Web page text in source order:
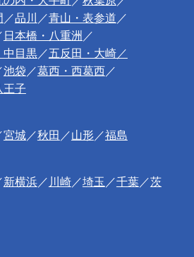
／品川 ／青山・表参道 ／
日本橋・八重洲 ／
中目黒／五反田・大崎／
池袋 ／葛西・西葛西／
王子
宮城／秋田 ／山形／福島
新横浜／ 川崎／埼玉 ／千葉／茨